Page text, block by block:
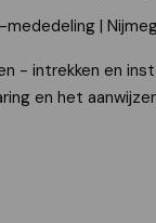
mededeling |
- intrekken en
en het